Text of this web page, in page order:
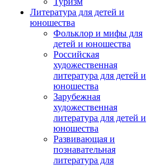
Литература для детей и
юношества
Фольклор и мифы для
детей и юношества
Российская
художественная
литература для детей и
юношества
Зарубежная
художественная
литература для детей и
юношества
Развивающая и
познавательная
литература для